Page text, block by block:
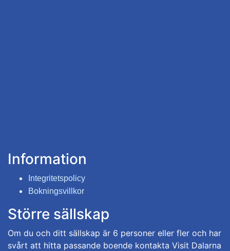
Information
Integritetspolicy
Bokningsvillkor
Större sällskap
Om du och ditt sällskap är 6 personer eller fler och har
svårt att hitta passande boende kontakta Visit Dalarna